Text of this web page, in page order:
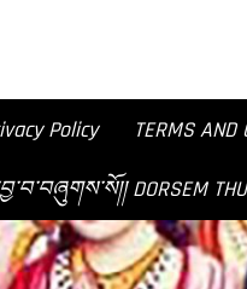
Policy TERMS AND
DORSEM